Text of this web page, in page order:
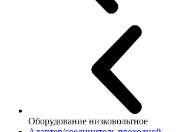
Оборудование низковольтное